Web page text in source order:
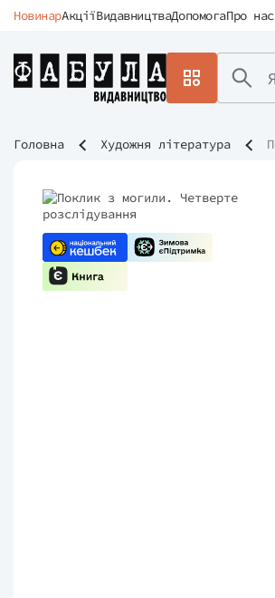
НовинарАкціїВидавництваДопомогаПро нас
Головна Художня література